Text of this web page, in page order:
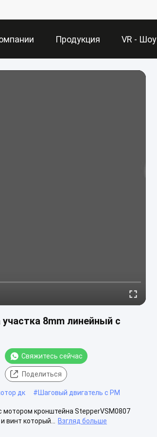
Продукция VR - Шоу
8mm линейный с
Свяжитесь сейчас
Поделиться
дк #Шаговый двигатель с PM
мотором кронштейна StepperVSM0807
который...
Взгляд больше